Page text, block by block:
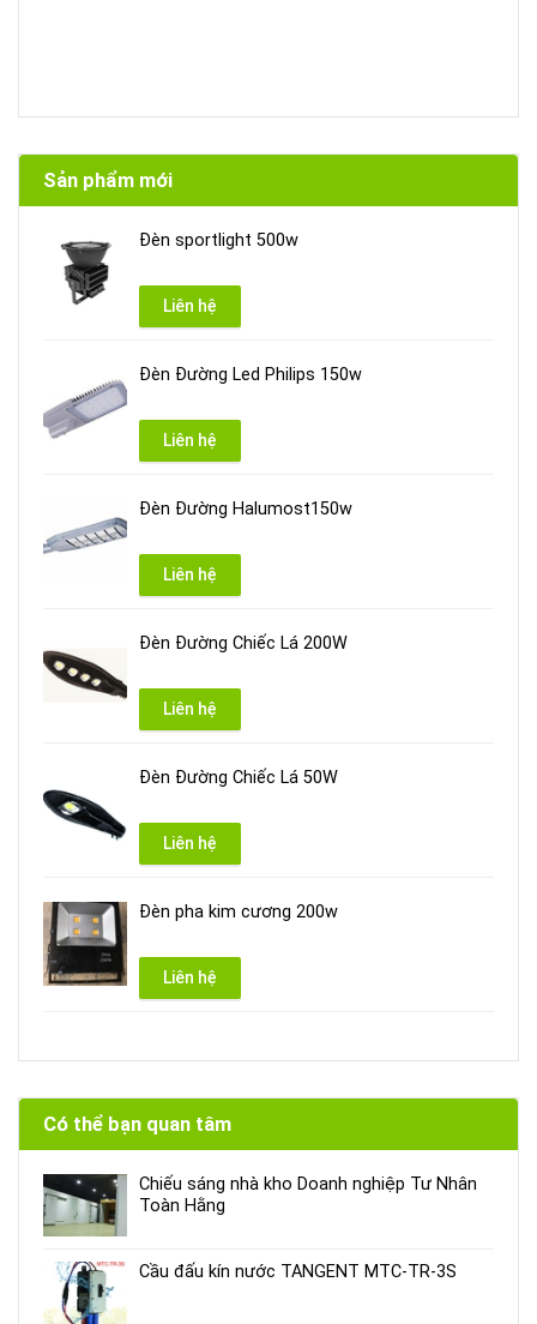
Sản phẩm mới
Đèn sportlight 500w
Liên hệ
Đèn Đường Led Philips 150w
Liên hệ
Đèn Đường Halumost150w
Liên hệ
Đèn Đường Chiếc Lá 200W
Liên hệ
Đèn Đường Chiếc Lá 50W
Liên hệ
Đèn pha kim cương 200w
Liên hệ
Có thể bạn quan tâm
Chiếu sáng nhà kho Doanh nghiệp Tư Nhân
Toàn Hằng
Cầu đấu kín nước TANGENT MTC-TR-3S